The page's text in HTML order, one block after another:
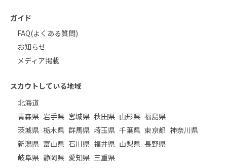
ガイド
FAQ(よくある質問)
お知らせ
メディア掲載
スカウトしている地域
北海道
青森県 岩手県 宮城県 秋田県 山形県 福島県
茨城県 栃木県 群馬県 埼玉県 千葉県 東京都 神奈川県
新潟県 富山県 石川県 福井県 山梨県 長野県
岐阜県 静岡県 愛知県 三重県